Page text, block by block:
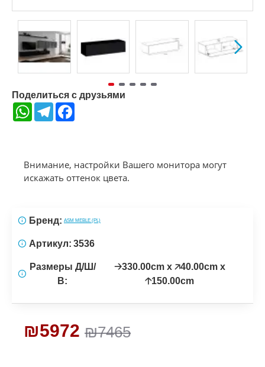
Поделиться с друзьями
WhatsAppTelegram
Внимание, настройки Вашего монитора могут
искажать оттенок цвета.
₪7465
₪5972
Бренд: ASM MEBLE (PL)
Артикул: 3536
Размеры Д/Ш/
В:
🡢330.00cm x 🡥40.00cm x
🡡150.00cm